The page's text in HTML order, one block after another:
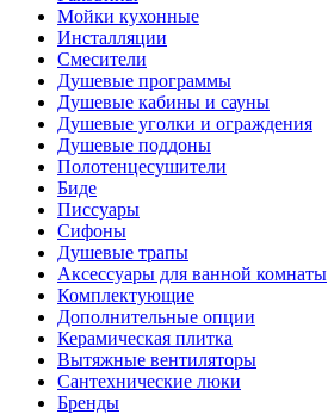
Мойки кухонные
Инсталляции
Смесители
Душевые программы
Душевые кабины и сауны
Душевые уголки и ограждения
Душевые поддоны
Полотенцесушители
Биде
Писсуары
Сифоны
Душевые трапы
Аксессуары для ванной комнаты
Комплектующие
Дополнительные опции
Керамическая плитка
Вытяжные вентиляторы
Сантехнические люки
Бренды